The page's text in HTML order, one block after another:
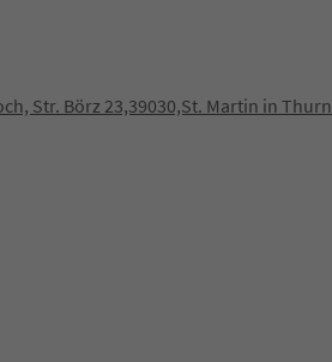
Str. Börz 23,39030,St. Martin in Thurn